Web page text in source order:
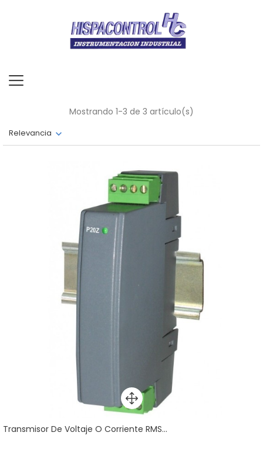
Relevancia
Mostrando 1-3 de 3 artículo(s)
Transmisor De Voltaje O Corriente RMS...